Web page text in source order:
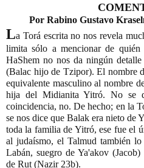
Por Rabino Gustavo
La Torá escrita no nos revela
limita sólo a mencionar de
HaShem no nos da ningún
(Balac hijo de Tzipor). El nombre
equivalente masculino al nombre
hija del Midianita Yitró. No se
coincidencia, no. De hecho; en la
se nos dice que Balak era nieto de
toda la familia de Yitró, ese fue el
al judaísmo, el Talmud también
Labán, suegro de Ya'akov
de Rut (Nazir 23b).